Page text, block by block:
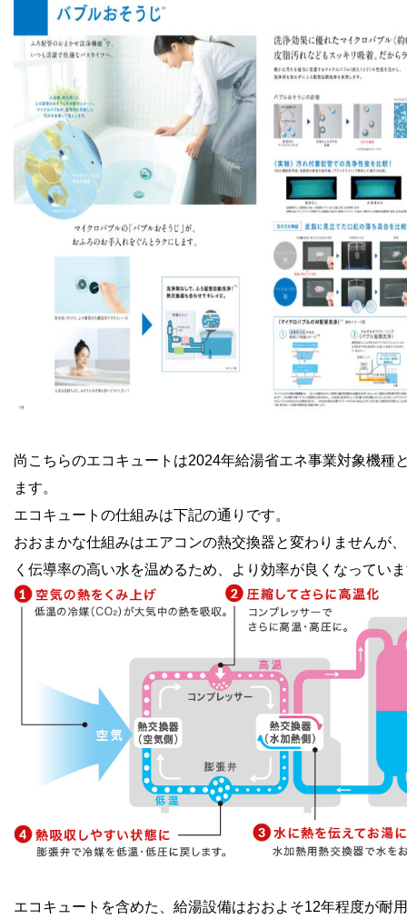
尚こちらのエコキュートは2024年給湯省エネ事業対象機種
ます。
エコキュートの仕組みは下記の通りです。
おおまかな仕組みはエアコンの熱交換器と変わりませんが
く伝導率の高い水を温めるため、より効率が良くなってい
エコキュートを含めた、給湯設備はおおよそ12年程度が耐